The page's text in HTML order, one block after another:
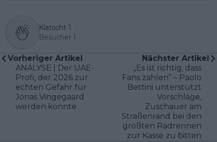
Klatscht 1
Besucher 1
Vorheriger Artikel
ANALYSE | Der UAE-
Profi, der 2026 zur
echten Gefahr für
Jonas Vingegaard
werden könnte
Nächster Artikel
„Es ist richtig, dass
Fans zahlen“ – Paolo
Bettini unterstützt
Vorschläge,
Zuschauer am
Straßenrand bei den
größten Radrennen
zur Kasse zu bitten